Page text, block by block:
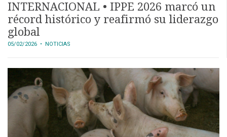
INTERNACIONAL • IPPE 2026 marcó un
récord histórico y reafirmó su liderazgo
global
05/02/2026 • NOTICIAS